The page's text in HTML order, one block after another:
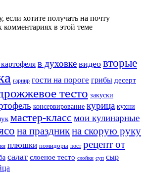
если хотите получать на почту
в этой теме
в духовке видео вторые
гарнир гости на пороге грибы десерт
тесто закуски
консервирование курица кухни
мастер-класс мои кулинарные
на праздникна скорую руку
плюшки помидоры пост рецепт от
салат слоеное тесто слойки суп сыр